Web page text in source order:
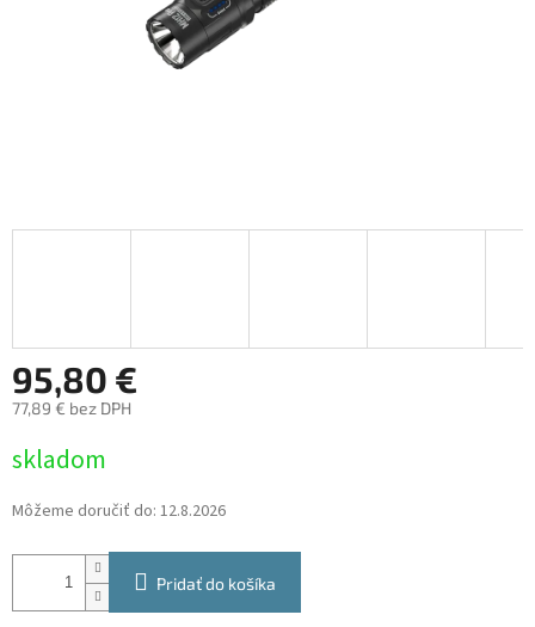
95,80 €
77,89 € bez DPH
cena:
skladom
Môžeme doručiť do: 12.8.2026
Pridať do košíka